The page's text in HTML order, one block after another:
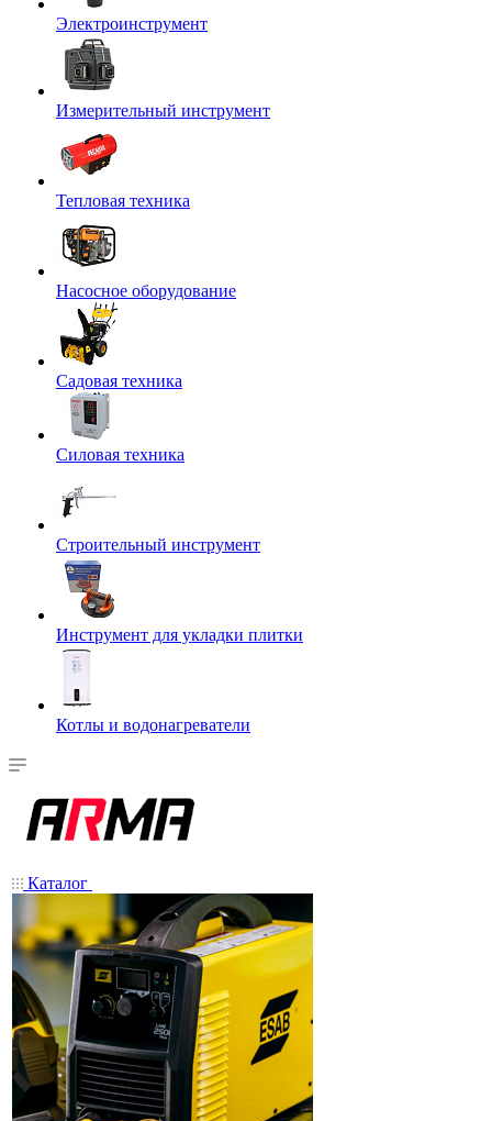
Электроинструмент
Измерительный инструмент
Тепловая техника
Насосное оборудование
Садовая техника
Силовая техника
Строительный инструмент
Инструмент для укладки плитки
Котлы и водонагреватели
Каталог